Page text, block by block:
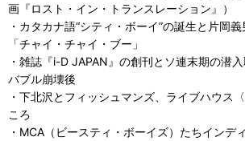
画『ロスト・イン・トランスレーション』）
・カタカナ語“シティ・ボーイ”の誕生と片岡
「チャイ・チャイ・ブー」
・雑誌『i-D JAPAN』の創刊とソ連末期の潜
バブル崩壊後
・下北沢とフィッシュマンズ、ライブハウス
ころ
・MCA（ビースティ・ボーイズ）たちインデ